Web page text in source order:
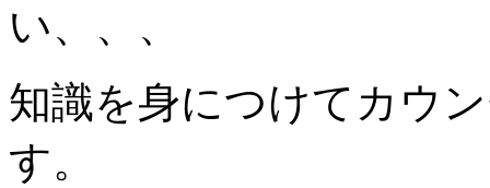
い、、、
知識を身につけてカウ
す。